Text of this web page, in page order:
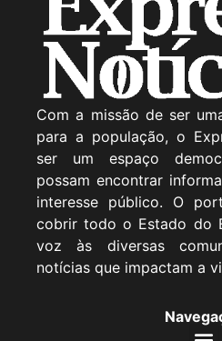
Com a missão de ser
para a população, o
ser um espaço
possam encontrar
interesse público. O
cobrir todo o Estado do
voz às diversas
notícias que impactam a